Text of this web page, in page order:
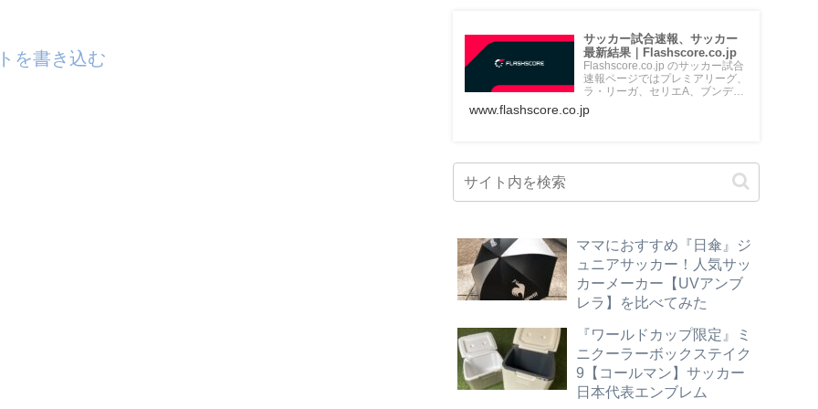
を書き込む
サッカー試合速報、サッカー
最新結果｜Flashscore.co.jp
Flashscore.co.jp のサッカー試合
速報ページではプレミアリーグ、
ラ・リーガ、セリエA、ブンデス
www.flashscore.co.jp
ママにおすすめ『日傘』ジ
ュニアサッカー！人気サッ
カーメーカー【UVアンブ
レラ】を比べてみた
『ワールドカップ限定』ミ
ニクーラーボックステイク
9【コールマン】サッカー
日本代表エンブレム